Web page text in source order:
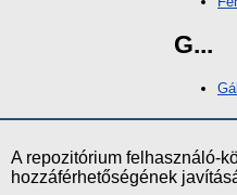
G...
A repozitórium felhasználó-
hozzáférhetőségének